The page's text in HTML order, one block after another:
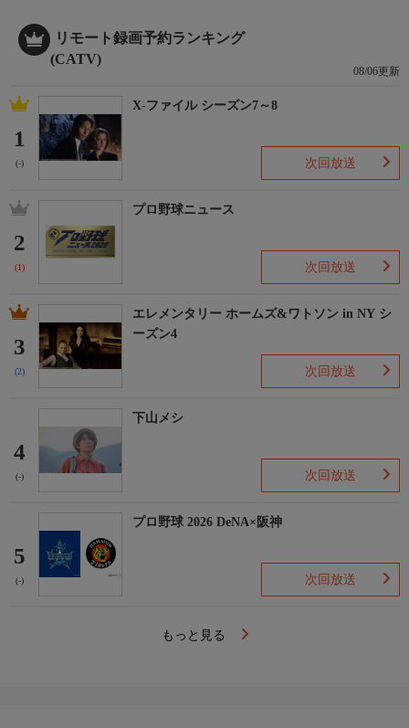
リモート録画予約ランキング
(CATV)
08/06更新
1
(-)
X-ファイル シーズン7～8
次回放送
2
(1)
プロ野球ニュース
次回放送
3
(2)
エレメンタリー ホームズ&ワトソン in NY シ
ーズン4
次回放送
4
(-)
下山メシ
次回放送
5
(-)
プロ野球 2026 DeNA×阪神
次回放送
もっと見る